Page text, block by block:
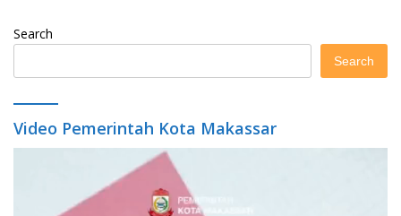
Search
Search
Video Pemerintah Kota Makassar